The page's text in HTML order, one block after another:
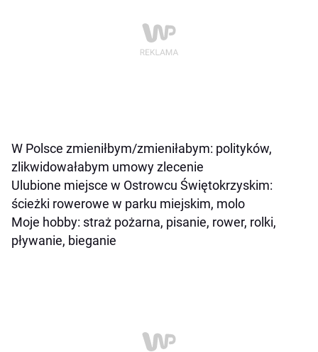
W Polsce zmieniłbym/zmieniłabym: polityków,
zlikwidowałabym umowy zlecenie
Ulubione miejsce w Ostrowcu Świętokrzyskim:
ścieżki rowerowe w parku miejskim, molo
Moje hobby: straż pożarna, pisanie, rower, rolki,
pływanie, bieganie